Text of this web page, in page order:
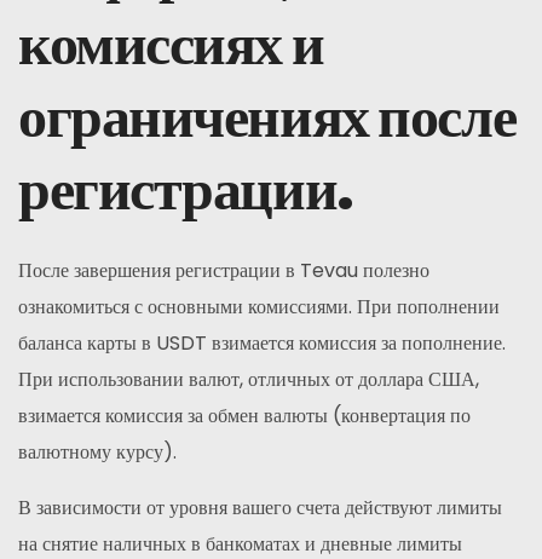
комиссиях и
ограничениях после
регистрации.
После завершения регистрации в Tevau полезно
ознакомиться с основными комиссиями. При пополнении
баланса карты в USDT взимается комиссия за пополнение.
При использовании валют, отличных от доллара США,
взимается комиссия за обмен валюты (конвертация по
валютному курсу).
В зависимости от уровня вашего счета действуют лимиты
на снятие наличных в банкоматах и дневные лимиты